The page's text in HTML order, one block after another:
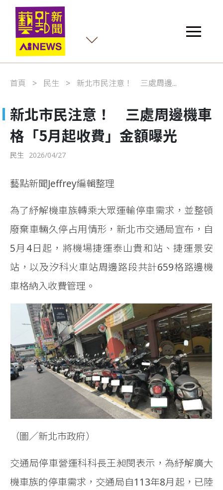
首頁 民生 新北市民注意！ 三處周邊...
新北市民注意！ 三處周邊機車
格「5月起收費」金額曝光
民生 2026/04/27
藝點新聞Jeffrey編輯整理
為了紓解機車族轉乘大眾運輸停車需求，並整頓
廢棄車輛久停占用情形，新北市交通局宣布，自
5月4日起，將機場捷運泰山貴和站、捷運景安
站，以及汐科火車站周邊路段共計659格路邊機
車格納入收費管理。
（圖／新北市政府）
交通局停車營運科科長王昶閔表示，為紓解廣大
機車族的停車需求，交通局自113年8月起，已陸